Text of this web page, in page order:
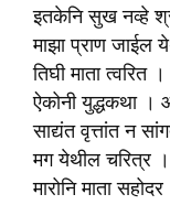
इतकेनि सुख नव्हे
माझा प्राण
तिघी माता
ऐकोनी युद्धकथा ।
साद्यंत वृत्तांत न
मग येथील चरित्र ।
मारोनि माता